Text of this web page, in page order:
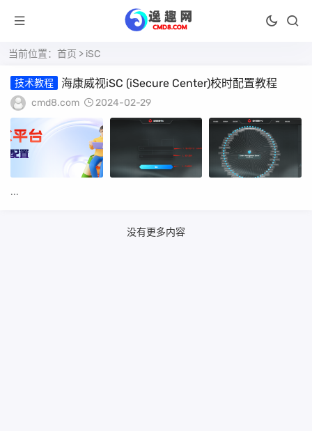
当前位置： 首页 > iSC
技术教程 海康威视iSC (iSecure Center)校时配置教程
cmd8.com 2024-02-29
...
没有更多内容